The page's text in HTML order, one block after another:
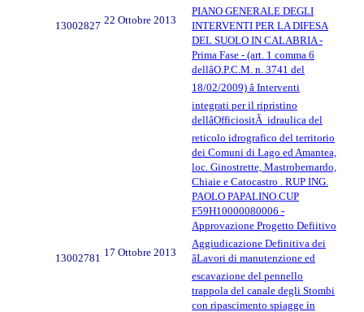
13002827 22 Ottobre 2013
PIANO GENERALE DEGLI
INTERVENTI PER LA DIFESA
DEL SUOLO IN CALABRIA -
Prima Fase - (art. 1 comma 6
dellâO.P.C.M. n. 3741 del
18/02/2009) â Interventi
integrati per il ripristino
dellâOfficiositÃ idraulica del
reticolo idrografico del territorio
dei Comuni di Lago ed Amantea,
loc. Ginostrette, Mastrobernardo,
Chiaie e Catocastro . RUP ING.
PAOLO PAPALINO.CUP
F59H10000080006 -
Approvazione Progetto Defiitivo
13002781 17 Ottobre 2013
Aggiudicazione Definitiva dei
âLavori di manutenzione ed
escavazione del pennello
trappola del canale degli Stombi
con ripascimento spiagge in